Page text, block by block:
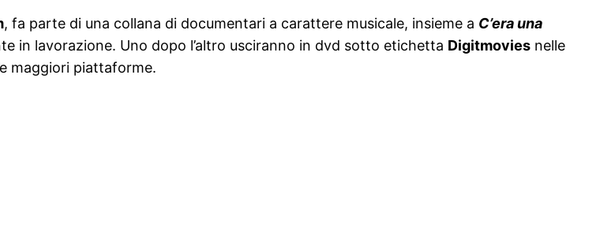
, fa parte di una collana di documentari a carattere musicale, insieme a C’era una
in lavorazione. Uno dopo l’altro usciranno in dvd sotto etichetta Digitmovies nelle
maggiori piattaforme.